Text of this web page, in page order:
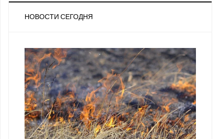
НОВОСТИ СЕГОДНЯ